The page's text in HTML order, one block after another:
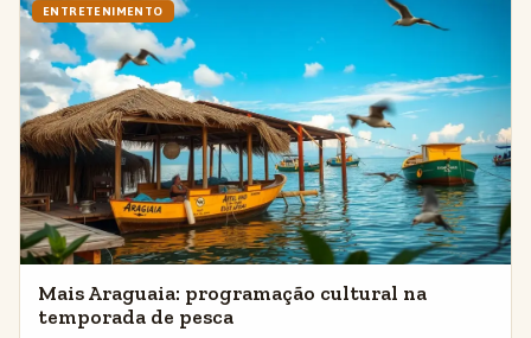
ENTRETENIMENTO
Mais Araguaia: programação cultural na
temporada de pesca